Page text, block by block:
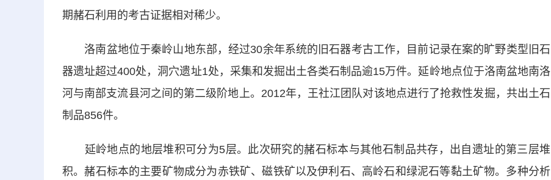
期赭石利用的考古证据相对稀少。
洛南盆地位于秦岭山地东部，经过30余年系统的旧石器考古工作，目前记录在案的旷野类型旧石
器遗址超过400处，洞穴遗址1处，采集和发掘出土各类石制品逾15万件。延岭地点位于洛南盆地南洛
河与南部支流县河之间的第二级阶地上。2012年，王社江团队对该地点进行了抢救性发掘，共出土石
制品856件。
延岭地点的地层堆积可分为5层。此次研究的赭石标本与其他石制品共存，出自遗址的第三层堆
积。赭石标本的主要矿物成分为赤铁矿、磁铁矿以及伊利石、高岭石和绿泥石等黏土矿物。多种分析